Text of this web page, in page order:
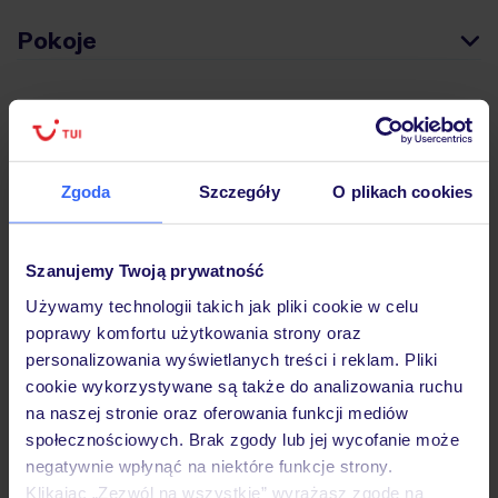
Zgoda Szczegóły O plikach cookies
Szanujemy Twoją prywatność
Używamy technologii takich jak pliki cookie w celu
poprawy komfortu użytkowania strony oraz
personalizowania wyświetlanych treści i reklam. Pliki
cookie wykorzystywane są także do analizowania ruchu
na naszej stronie oraz oferowania funkcji mediów
społecznościowych. Brak zgody lub jej wycofanie może
negatywnie wpłynąć na niektóre funkcje strony.
Klikając „Zezwól na wszystkie” wyrażasz zgodę na
Pokoje
Wyżywienie
Atrakcje
Ważne informacje
Często zadawane pytania
Jak zmienić uczestników/osobę zgłaszającą?
Czy w Hotelu będzie przedstawiciel TUI?
Na jakiej podstawie i gdzie otrzymam karty
pokładowe/bilety lotnicze?